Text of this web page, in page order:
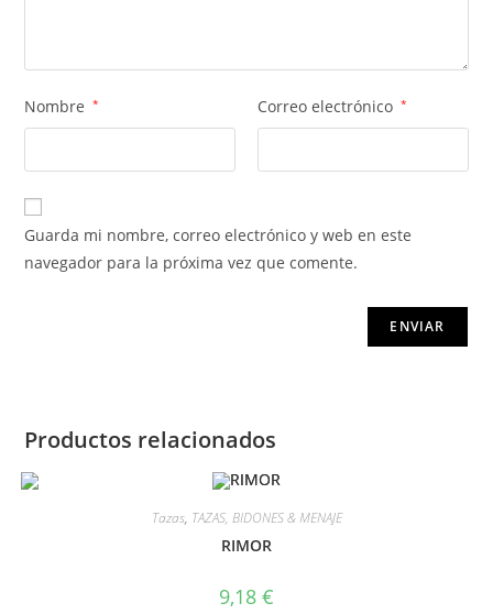
Nombre * Correo electrónico *
Guarda mi nombre, correo electrónico y web en este
navegador para la próxima vez que comente.
Productos relacionados
Tazas, TAZAS, BIDONES & MENAJE
RIMOR
9,18 €